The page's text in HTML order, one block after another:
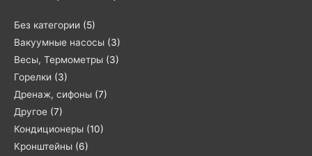
Без категории (5)
Вакуумные насосы (3)
Весы, Термометры (3)
Горелки (3)
Дренаж, сифоны (7)
Другое (7)
Кондиционеры (10)
Кронштейны (6)